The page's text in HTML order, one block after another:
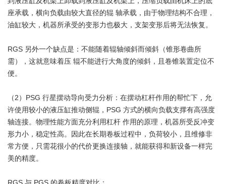
座承载，横向负载由较大直径的辊 轴承载，由于物理结构不合理，
油缸较大，机器所承受的变形力也极大，支架变形后将无法恢复。
RGS 另外一个缺点是：不能随着辊轴倾斜而倾斜（锥形卷曲所
需），这就意味着压 辊不能进行大角度的倾斜，且卷锥装置定位不
便。
（2）PSG 行星摆动导向受力分析：在摆动杠杆作用的帮忙下，允
许使用较小的液压缸推动侧辊，PSG 方式的横向负载支撑有高强度
轴连接。物理性能方面充分利用杠杆 作用的原理，机器所受反冲变
形力小，稳定性高。因此在长期卷板过程中，负荷较小，且维修非
常方便，只需花很小的代价更换连接轴，就能获得和新设备一样完
美的精度。